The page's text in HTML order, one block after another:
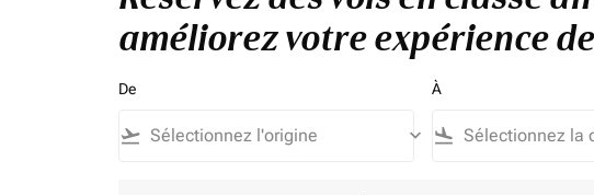
améliorez votre expérience
De
flight_takeoff keyboard_arrow_down
À
flight_land